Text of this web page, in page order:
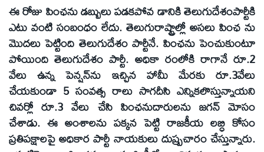
ఈ రోజు పింఛను డబ్బులు పడకపోవ డానికి తెలుగుదేశంపార్టీకి
ఎటు వంటి సంబంధం లేదు. తెలుగురాష్ట్రాల్లో అసలు పింఛ ను
మొదలు పెట్టింది తెలుగుదేశం పార్టీనే. పింఛను పెంచుకుంటూ
పోయింది తెలుగుదేశం పార్టీ. అధికా రంలోకి రాగానే రూ.2
వేలు ఉన్న పెన్షన్‌ను ఇచ్చిన హామీ మేరకు రూ.3వేలు
చేయకుండా 5 సంవత్స రాలు సాగదీసి ఎన్నికలొస్తున్నాయని
చివర్లో రూ.3 వేలు చేసి పింఛనుదారులను జగన్‌ మోసం
చేశాడు. ఈ అంశాలను పక్కన పెట్టి రాజకీయ లబ్ధి కోసం
ప్రతిపక్షాలపై అధికార పార్టీ నాయకులు దుష్ప్రచారం చేస్తున్నారు.